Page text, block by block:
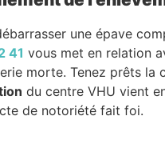
une épave
41 vous met en relation
morte. Tenez prêts la
du centre VHU vient
de notoriété fait foi.